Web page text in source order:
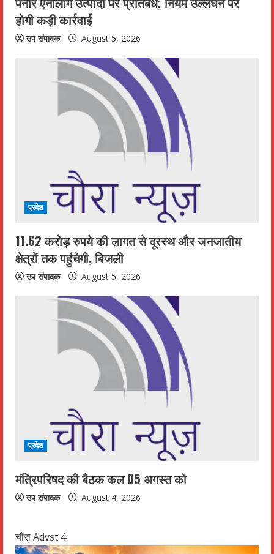
g
होगी कड़ी कार्रवाई
उप संपादक August 5, 2026
प्रदेश
11.62 करोड़ रुपये की लागत से दूरस्थ और जनजातीय
क्षेत्रों तक पहुंचेगी, बिजली
उप संपादक August 5, 2026
प्रदेश
मंत्रिपरिषद की बैठक कल 05 अगस्त को
उप संपादक August 4, 2026
चौरा Advst 4